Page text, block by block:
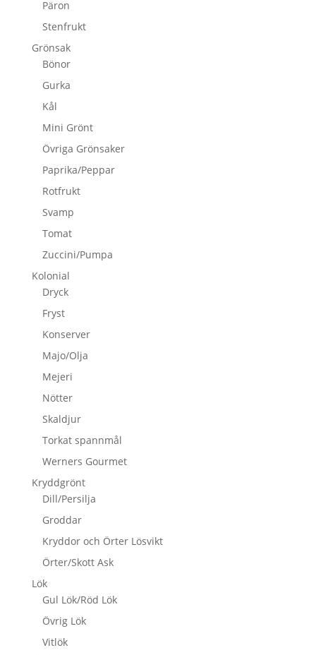
Päron
Stenfrukt
Grönsak
Bönor
Gurka
Kål
Mini Grönt
Övriga Grönsaker
Paprika/Peppar
Rotfrukt
Svamp
Tomat
Zuccini/Pumpa
Kolonial
Dryck
Fryst
Konserver
Majo/Olja
Mejeri
Nötter
Skaldjur
Torkat spannmål
Werners Gourmet
Kryddgrönt
Dill/Persilja
Groddar
Kryddor och Örter Lösvikt
Örter/Skott Ask
Lök
Gul Lök/Röd Lök
Övrig Lök
Vitlök